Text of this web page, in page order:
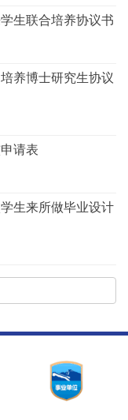
生联合培养协议书
养博士研究生协议
请表
生来所做毕业设计